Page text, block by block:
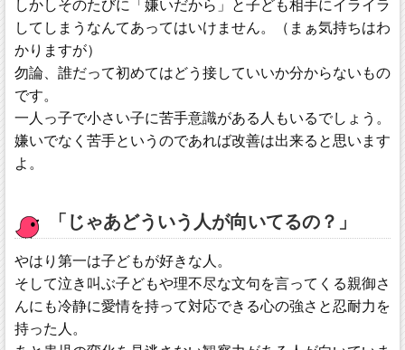
しかしそのたびに「嫌いだから」と子ども相手にイライラ
してしまうなんてあってはいけません。（まぁ気持ちはわ
かりますが）
勿論、誰だって初めてはどう接していいか分からないもの
です。
一人っ子で小さい子に苦手意識がある人もいるでしょう。
嫌いでなく苦手というのであれば改善は出来ると思います
よ。
「じゃあどういう人が向いてるの？」
やはり第一は子どもが好きな人。
そして泣き叫ぶ子どもや理不尽な文句を言ってくる親御さ
んにも冷静に愛情を持って対応できる心の強さと忍耐力を
持った人。